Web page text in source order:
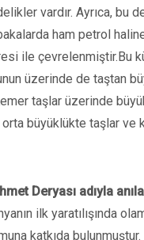
vardır. Ayrıca, bu
ham petrol
ile çevrelenmiştir.Bu
üzerinde de taştan
taşlar üzerinde
büyüklükte taşlar ve
Deryası adıyla
ilk yaratılışında
katkıda